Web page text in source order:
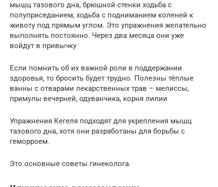
мышц тазового дна, брюшной стенки ходьба с
полуприседанием, ходьба с подниманием коленей к
животу под прямым углом. Это упражнения желательно
выполнять постоянно. Через два месяца они уже
войдут в привычку
Если помнить об их важной роли в поддержании
здоровья, то бросить будет трудно. Полезны тёплые
ванны с отварами лекарственных трав – мелиссы,
примулы вечерней, одуванчика, корня лилии
Упражнения Кегеля подходят для укрепления мышц
тазового дна, хотя они разработаны для борьбы с
геморроем.
Это основные советы гинеколога.